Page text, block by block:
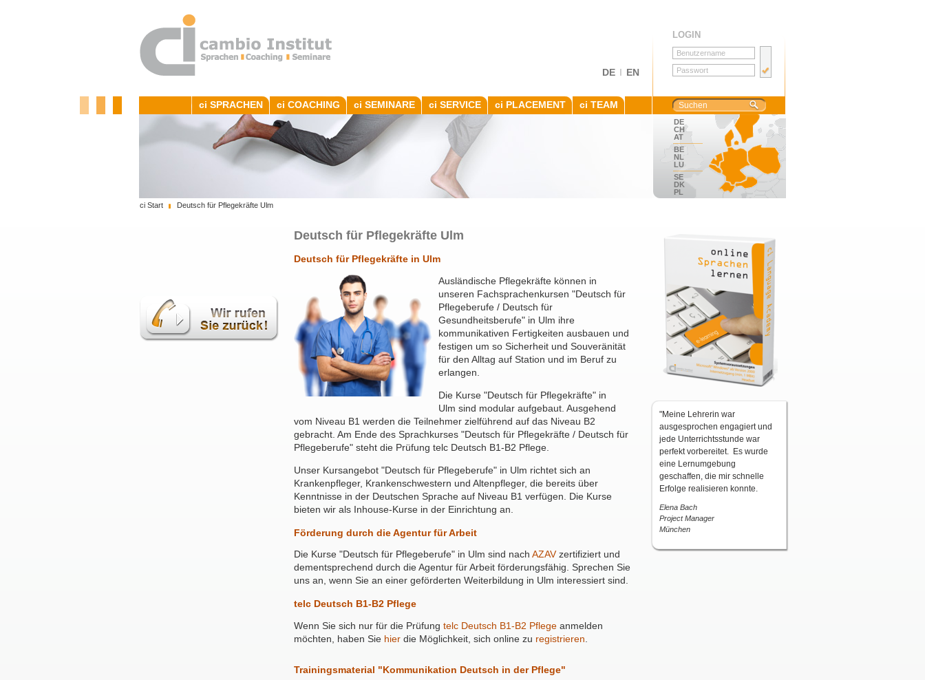
Deutsch für Pflegekräfte Ulm
Deutsch für Pflegekräfte in Ulm
Ausländische Pflegekräfte können in
unseren Fachsprachenkursen "Deutsch für
Pflegeberufe / Deutsch für
Gesundheitsberufe" in Ulm ihre
kommunikativen Fertigkeiten ausbauen und
festigen um so Sicherheit und Souveränität
für den Alltag auf Station und im Beruf zu
erlangen.
Die Kurse "Deutsch für Pflegekräfte" in
Ulm sind modular aufgebaut. Ausgehend
vom Niveau B1 werden die Teilnehmer zielführend auf das Niveau B2
gebracht. Am Ende des Sprachkurses "Deutsch für Pflegekräfte / Deutsch für
Pflegeberufe" steht die Prüfung telc Deutsch B1-B2 Pflege.
Unser Kursangebot "Deutsch für Pflegeberufe" in Ulm richtet sich an
Krankenpfleger, Krankenschwestern und Altenpfleger, die bereits über
Kenntnisse in der Deutschen Sprache auf Niveau B1 verfügen. Die Kurse
bieten wir als Inhouse-Kurse in der Einrichtung an.
Förderung durch die Agentur für Arbeit
Die Kurse "Deutsch für Pflegeberufe" in Ulm sind nach AZAVzertifiziert und
dementsprechend durch die Agentur für Arbeit förderungsfähig. Sprechen Sie
uns an, wenn Sie an einer geförderten Weiterbildung in Ulm interessiert sind.
telc Deutsch B1-B2 Pflege
Wenn Sie sich nur für die Prüfung telc Deutsch B1-B2 Pflege anmelden
möchten, haben Sie hier die Möglichkeit, sich online zu registrieren
Trainingsmaterial "Kommunikation Deutsch in der Pflege"
"Meine Lehrerin war
ausgesprochen engagiert und
jede Unterrichtsstunde war
perfekt vorbereitet. Es wurde
eine Lernumgebung
geschaffen, die mir schnelle
Erfolge realisieren konnte.
Elena Bach
Project Manager
München
DE I EN
LOGIN
ci SPRACHEN ci COACHING ci SEMINARE ci SERVICE ci PLACEMENT ci TEAM
DE
CH
AT
BE
NL
LU
SE
DK
PL
ci Start
Deutsch für Pflegekräfte Ulm